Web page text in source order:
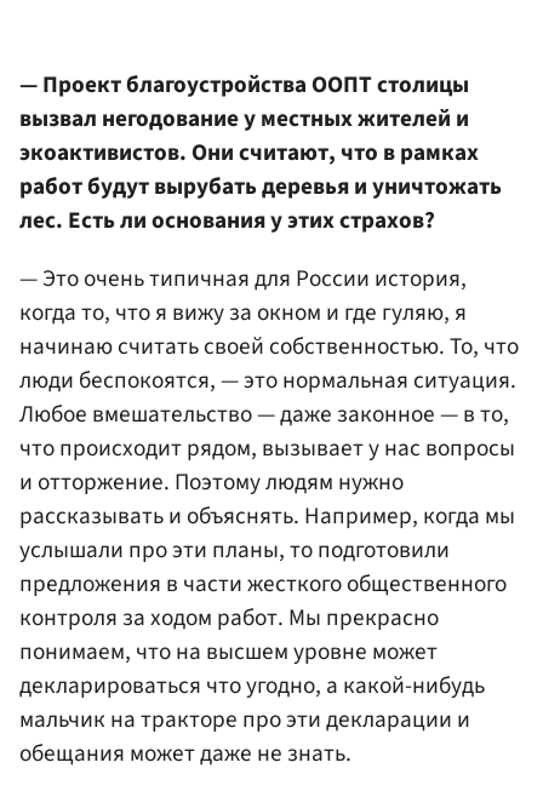
— Проект благоустройства ООПТ столицы
вызвал негодование у местных жителей и
экоактивистов. Они считают, что в рамках
работ будут вырубать деревья и уничтожать
лес. Есть ли основания у этих страхов?
— Это очень типичная для России история,
когда то, что я вижу за окном и где гуляю, я
начинаю считать своей собственностью. То, что
люди беспокоятся, — это нормальная ситуация.
Любое вмешательство — даже законное — в то,
что происходит рядом, вызывает у нас вопросы
и отторжение. Поэтому людям нужно
рассказывать и объяснять. Например, когда мы
услышали про эти планы, то подготовили
предложения в части жесткого общественного
контроля за ходом работ. Мы прекрасно
понимаем, что на высшем уровне может
декларироваться что угодно, а какой-нибудь
мальчик на тракторе про эти декларации и
обещания может даже не знать.